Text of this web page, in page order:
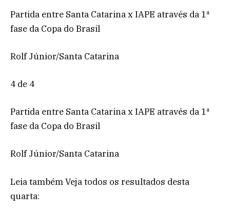
Partida entre Santa Catarina x IAPE através da 1ª
fase da Copa do Brasil
Rolf Júnior/Santa Catarina
4 de 4
Partida entre Santa Catarina x IAPE através da 1ª
fase da Copa do Brasil
Rolf Júnior/Santa Catarina
Leia também Veja todos os resultados desta
quarta: